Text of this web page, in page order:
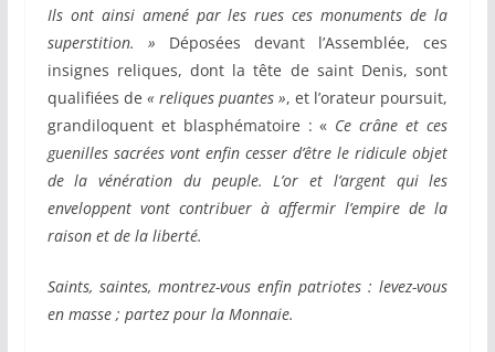
Ils ont ainsi amené par les rues ces monuments de la
superstition. » Déposées devant l’Assemblée, ces
insignes reliques, dont la tête de saint Denis, sont
qualifiées de « reliques puantes », et l’orateur poursuit,
grandiloquent et blasphématoire : « Ce crâne et ces
guenilles sacrées vont enfin cesser d’être le ridicule objet
de la vénération du peuple. L’or et l’argent qui les
enveloppent vont contribuer à affermir l’empire de la
raison et de la liberté.
Saints, saintes, montrez-vous enfin patriotes : levez-vous
en masse ; partez pour la Monnaie.